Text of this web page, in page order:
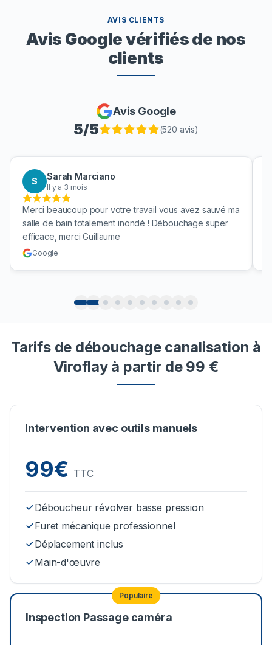
AVIS CLIENTS
Avis Google vérifiés de nos
clients
Avis Google
5/5 (520 avis)
S Sarah Marciano
Il y a 3 mois
Merci beaucoup pour votre travail vous avez sauvé ma
salle de bain totalement inondé ! Débouchage super
efficace, merci Guillaume
Google
Tarifs de débouchage canalisation à
Viroflay à partir de 99 €
Intervention avec outils manuels
99€ TTC
Déboucheur révolver basse pression
Furet mécanique professionnel
Déplacement inclus
Main-d'œuvre
Populaire
Inspection Passage caméra